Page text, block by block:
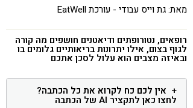
ניקוי רעלים
מזונות על
ילדים
תזונה וספורט
הפרעות קשב & ריכוז
אכילה רגשית
רגישות לגלוטן
טעים להכיר
קורונה
טבעונות
מאת: גת וייס עבודי - עורכת EatWell
רופאים, נטורופתים ודיאטנים חושפים מה קורה
לגוף בצום, אילו יתרונות בריאותיים גלומים בו
ובאיזה מצבים הוא עלול לסכן אתכם
אין לכם כח לקרוא את כל הכתבה?
לחצו כאן לתקציר AI של הכתבה